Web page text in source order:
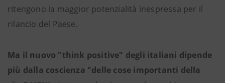
ritengono la maggior potenzialità inespressa per il
rilancio del Paese.
Ma il nuovo "think positive" degli italiani dipende
più dalla coscienza "delle cose importanti della